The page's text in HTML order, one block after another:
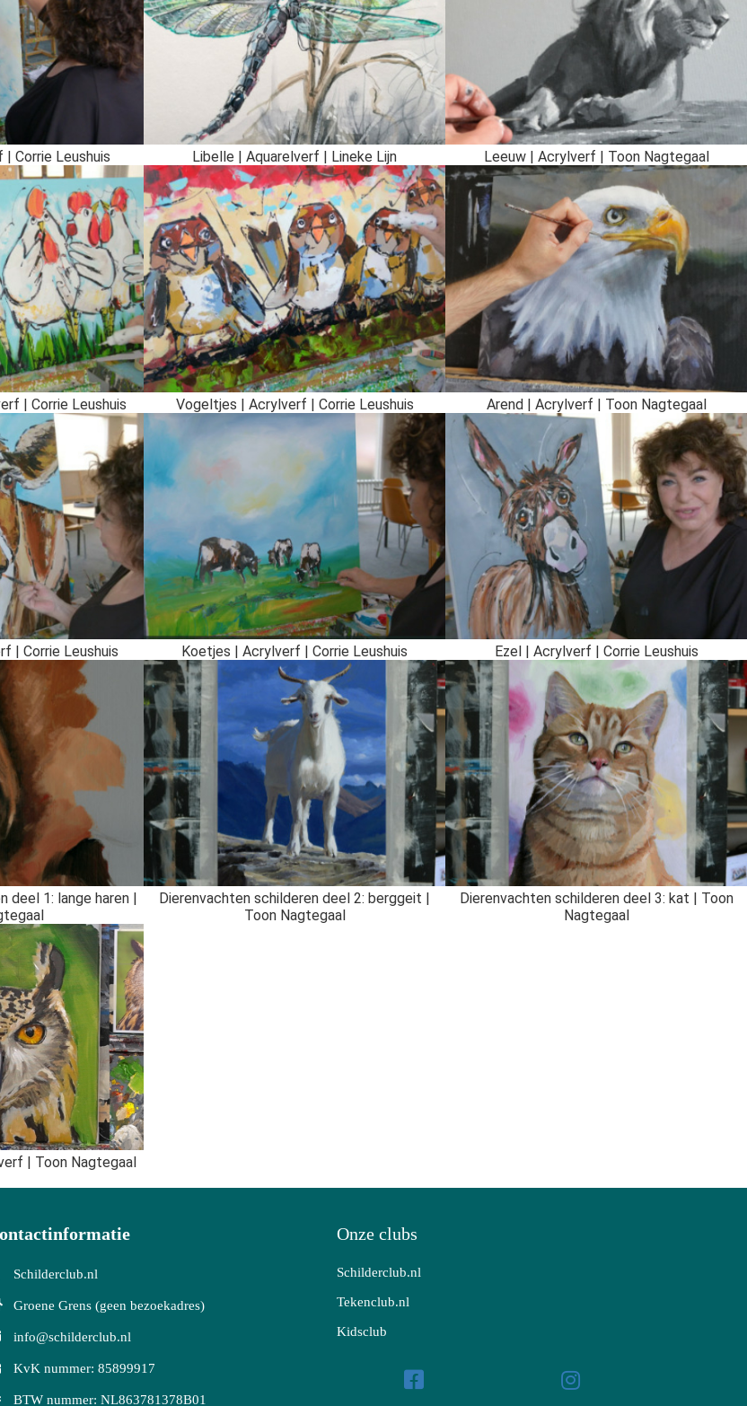
| Corrie Leushuis Libelle | Aquarelverf | Lineke Lijn Leeuw | Acrylverf | Toon Nagtegaal
| Corrie Leushuis Vogeltjes | Acrylverf | Corrie Leushuis Arend | Acrylverf | Toon Nagtegaal
| Corrie Leushuis Koetjes | Acrylverf | Corrie Leushuis Ezel | Acrylverf | Corrie Leushuis
deel 1: lange haren |
Dierenvachten schilderen deel 2: berggeit |
Toon Nagtegaal
Dierenvachten schilderen deel 3: kat | Toon
Nagtegaal
| Toon Nagtegaal
Schilderclub.nl
Groene Grens (geen bezoekadres)
info@schilderclub.nl
KvK nummer: 85899917
BTW nummer: NL863781378B01
Onze clubs
Schilderclub.nl
Tekenclub.nl
Kidsclub